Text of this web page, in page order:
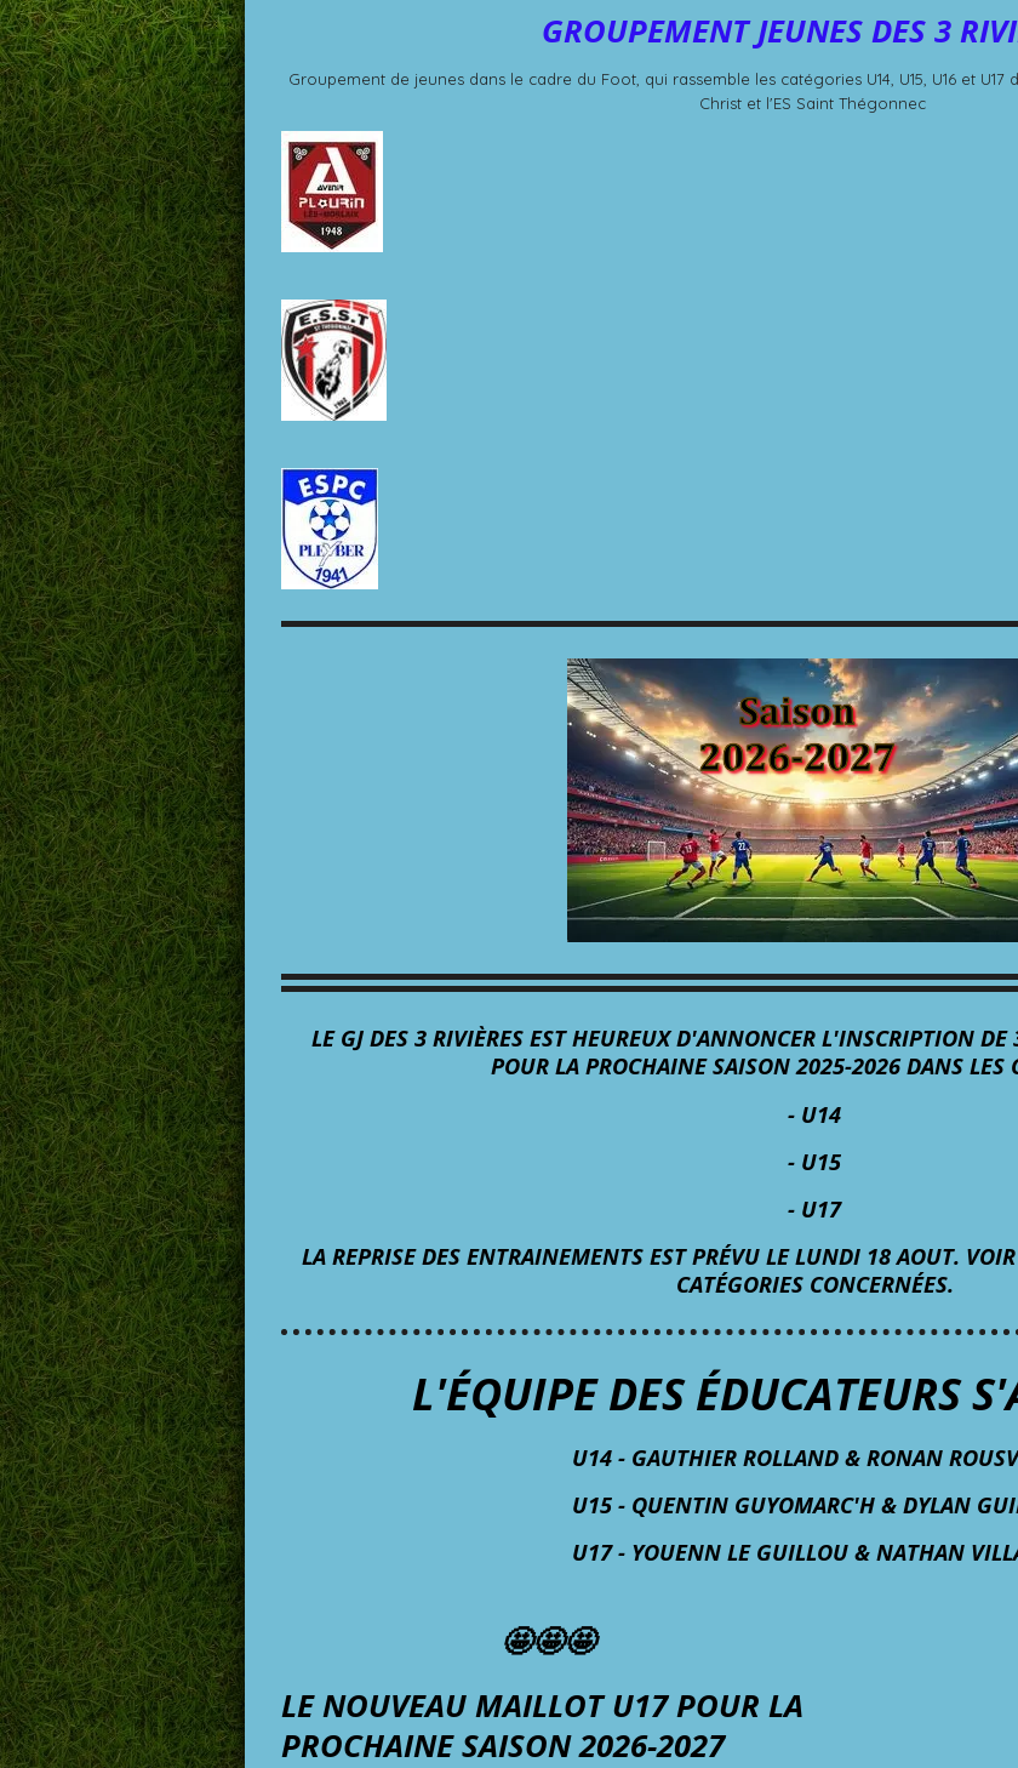
GROUPEMENTJEUNES DES 3
Groupement de jeunes dans le cadre du Foot, qui rassemble les catégories U14, U15, U16 et
Christ et l'ES Saint Thégonnec
LE GJ DES 3 RIVIÈRES EST HEUREUX D'ANNONCER L'INSCRIPTION
POUR LA PROCHAINE SAISON 2025-2026 DANS LES
- U14
- U15
- U17
LA REPRISE DES ENTRAINEMENTS EST PRÉVU LE LUNDI 18 AOUT.
CATÉGORIES CONCERNÉES.
L'ÉQUIPE DES ÉDUCATEURS
U14 - GAUTHIER ROLLAND & RONAN
U15 - QUENTIN GUYOMARC'H & DYLAN
U17 - YOUENN LE GUILLOU & NATHAN
🤩🤩🤩
LE NOUVEAU MAILLOT U17 POUR LA
PROCHAINE SAISON 2026-2027